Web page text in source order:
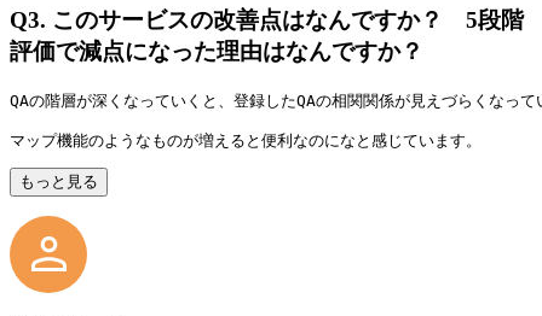
Q3. このサービスの改善点はなんですか？ 5段階
評価で減点になった理由はなんですか？
QAの階層が深くなっていくと、登録したQAの相関関係が見えづらくなって
マップ機能のようなものが増えると便利なのになと感じています。
もっと見る